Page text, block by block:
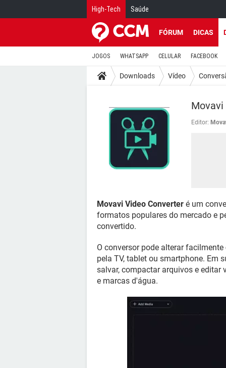
High-Tech Saúde
FÓRUM DICAS
JOGOS WHATSAPP CELULAR FACEBOOK
Downloads Vídeo
Editor:
Movavi Video Converter é um
formatos populares do mercado e
convertido.
O conversor pode alterar
pela TV, tablet ou smartphone. Em
salvar, compactar arquivos e editar
e marcas d'água.